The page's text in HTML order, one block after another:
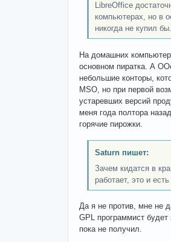
LibreOffice
компьютерах, но в
никогда не купил бы.
На домашних
основном пиратка. А
небольшие конторы,
MSO, но при первой
устаревших версий
меня года полтора
горячие пирожки.
Saturn пишет:
Зачем кидатся в
работает, это и
Да я не против, мне не
GPL программист
пока не получил.